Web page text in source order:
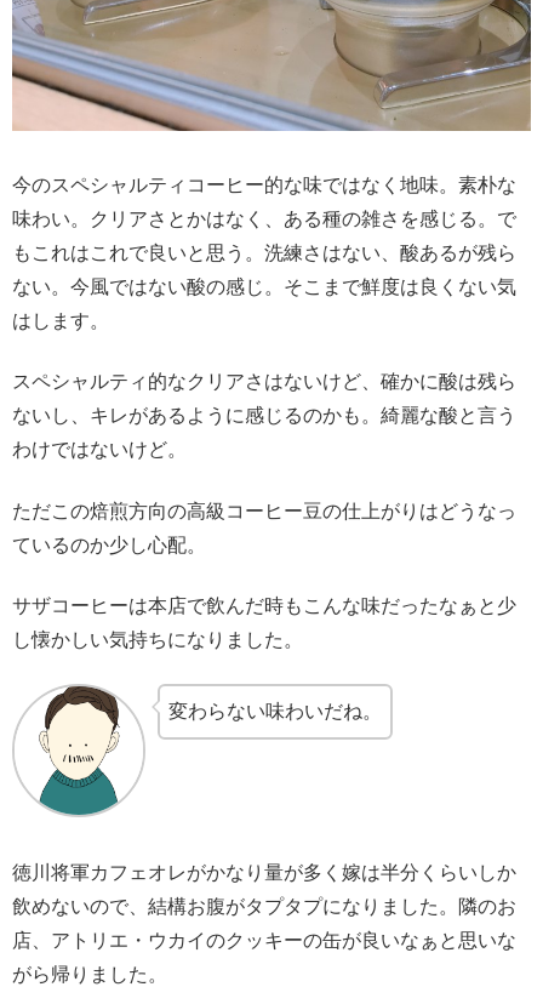
今のスペシャルティコーヒー的な味ではなく地味。素朴な
味わい。クリアさとかはなく、ある種の雑さを感じる。で
もこれはこれで良いと思う。洗練さはない、酸あるが残ら
ない。今風ではない酸の感じ。そこまで鮮度は良くない気
はします。
スペシャルティ的なクリアさはないけど、確かに酸は残ら
ないし、キレがあるように感じるのかも。綺麗な酸と言う
わけではないけど。
ただこの焙煎方向の高級コーヒー豆の仕上がりはどうなっ
ているのか少し心配。
サザコーヒーは本店で飲んだ時もこんな味だったなぁと少
し懐かしい気持ちになりました。
変わらない味わいだね。
徳川将軍カフェオレがかなり量が多く嫁は半分くらいしか
飲めないので、結構お腹がタプタプになりました。隣のお
店、アトリエ・ウカイのクッキーの缶が良いなぁと思いな
がら帰りました。